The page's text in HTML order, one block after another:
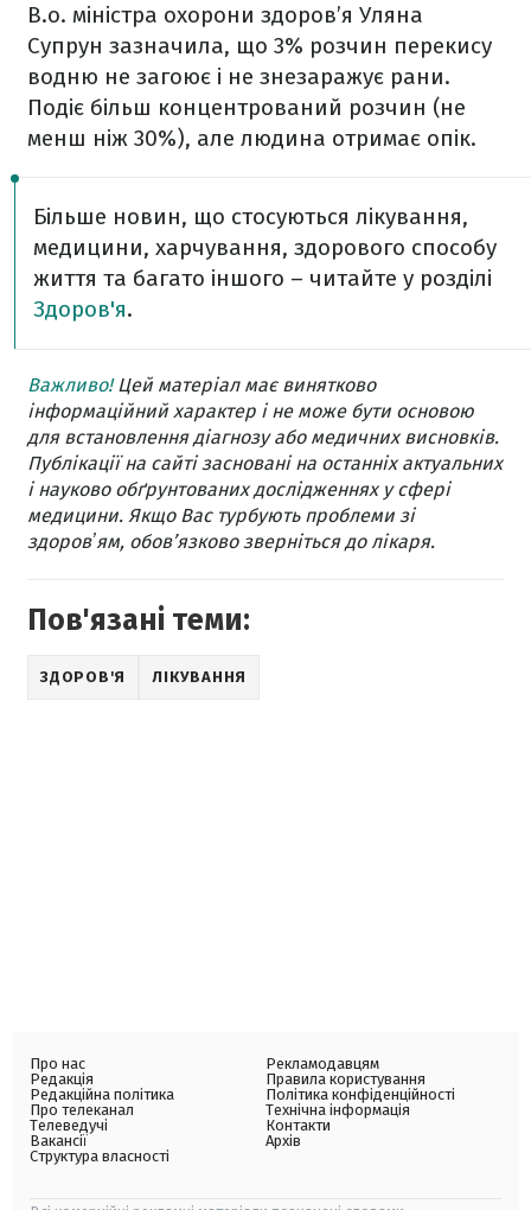
В.о. міністра охорони здоров’я Уляна
Супрун зазначила, що 3% розчин перекису
водню не загоює і не знезаражує рани.
Подіє більш концентрований розчин (не
менш ніж 30%), але людина отримає опік.
Більше новин, що стосуються лікування,
медицини, харчування, здорового способу
життя та багато іншого – читайте у розділі
Здоров'я.
Важливо!Цей матеріал має винятково
інформаційний характер і не може бути основою
для встановлення діагнозу або медичних висновків.
Публікації на сайті засновані на останніх актуальних
і науково обґрунтованих дослідженнях у сфері
медицини. Якщо Вас турбують проблеми зі
здоровʼям, обов’язково зверніться до лікаря.
Пов'язані теми:
ЗДОРОВ'Я ЛІКУВАННЯ
Про нас
Редакція
Редакційна політика
Про телеканал
Телеведучі
Вакансії
Структура власності
Рекламодавцям
Правила користування
Політика конфіденційності
Технічна інформація
Контакти
Архів